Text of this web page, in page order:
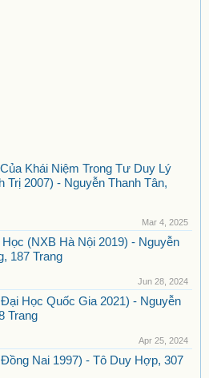
Khái Niệm Trong Tư Duy Lý
Trị 2007) - Nguyễn Thanh Tân,
Mar 4, 2025
(NXB Hà Nội 2019) - Nguyễn
187 Trang
Jun 28, 2024
Học Quốc Gia 2021) - Nguyễn
Trang
Apr 25, 2024
Nai 1997) - Tô Duy Hợp, 307